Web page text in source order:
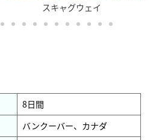
スキャグウェイ
8日間
バンクーバー、カナダ